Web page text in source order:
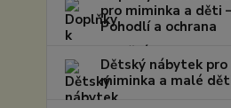
pro miminka a děti
Pohodlí a ochrana
Dětský nábytek pro
miminka a malé